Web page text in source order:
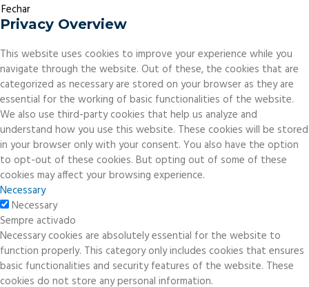
Fechar
Privacy Overview
This website uses cookies to improve your experience while you
navigate through the website. Out of these, the cookies that are
categorized as necessary are stored on your browser as they are
essential for the working of basic functionalities of the website.
We also use third-party cookies that help us analyze and
understand how you use this website. These cookies will be stored
in your browser only with your consent. You also have the option
to opt-out of these cookies. But opting out of some of these
cookies may affect your browsing experience.
Necessary
Necessary
Sempre activado
Necessary cookies are absolutely essential for the website to
function properly. This category only includes cookies that ensures
basic functionalities and security features of the website. These
cookies do not store any personal information.